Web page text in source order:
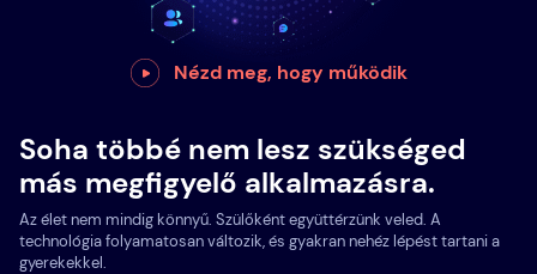
Nézd meg, hogy működik
Soha többé nem lesz szükséged
más megfigyelő alkalmazásra.
Az élet nem mindig könnyű. Szülőként együttérzünk veled. A
technológia folyamatosan változik, és gyakran nehéz lépést tartani a
gyerekekkel.